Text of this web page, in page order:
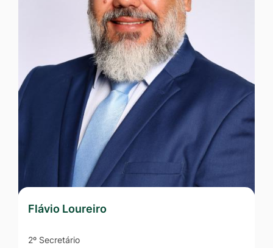
Flávio Loureiro
2º Secretário